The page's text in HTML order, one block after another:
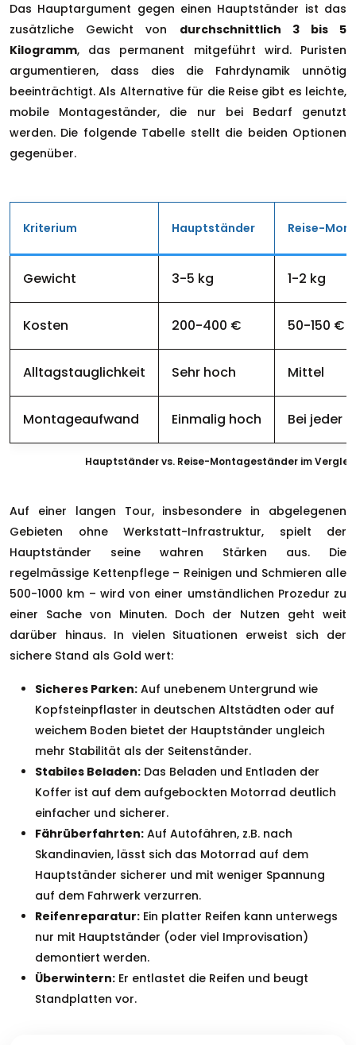
Das Hauptargument gegen einen Hauptständer ist das
zusätzliche Gewicht von durchschnittlich 3 bis 5
Kilogramm, das permanent mitgeführt wird. Puristen
argumentieren, dass dies die Fahrdynamik unnötig
beeinträchtigt. Als Alternative für die Reise gibt es leichte,
mobile Montageständer, die nur bei Bedarf genutzt
werden. Die folgende Tabelle stellt die beiden Optionen
gegenüber.
Hauptständer vs. Reise-Montageständer im
Kriterium Hauptständer Reise-
Gewicht 3-5 kg 1-2 kg
Kosten 200-400 € 50-150 €
Alltagstauglichkeit Sehr hoch Mittel
Montageaufwand Einmalig hoch Bei jeder
Auf einer langen Tour, insbesondere in abgelegenen
Gebieten ohne Werkstatt-Infrastruktur, spielt der
Hauptständer seine wahren Stärken aus. Die
regelmässige Kettenpflege – Reinigen und Schmieren alle
500-1000 km – wird von einer umständlichen Prozedur zu
einer Sache von Minuten. Doch der Nutzen geht weit
darüber hinaus. In vielen Situationen erweist sich der
sichere Stand als Gold wert:
Sicheres Parken: Auf unebenem Untergrund wie
Kopfsteinpflaster in deutschen Altstädten oder auf
weichem Boden bietet der Hauptständer ungleich
mehr Stabilität als der Seitenständer.
Stabiles Beladen: Das Beladen und Entladen der
Koffer ist auf dem aufgebockten Motorrad deutlich
einfacher und sicherer.
Fährüberfahrten: Auf Autofähren, z.B. nach
Skandinavien, lässt sich das Motorrad auf dem
Hauptständer sicherer und mit weniger Spannung
auf dem Fahrwerk verzurren.
Reifenreparatur: Ein platter Reifen kann unterwegs
nur mit Hauptständer (oder viel Improvisation)
demontiert werden.
Überwintern: Er entlastet die Reifen und beugt
Standplatten vor.